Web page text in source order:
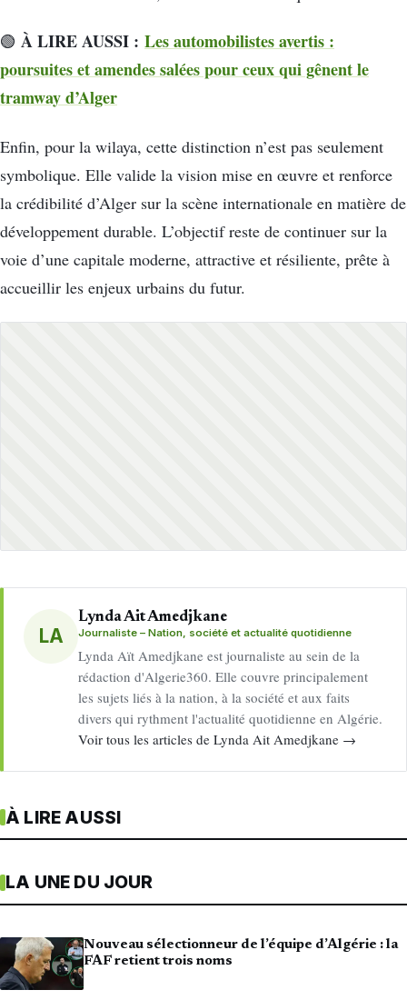
🟢 À LIRE AUSSI : Les automobilistes avertis :
poursuites et amendes salées pour ceux qui gênent le
tramway d’Alger
Enfin, pour la wilaya, cette distinction n’est pas seulement
symbolique. Elle valide la vision mise en œuvre et renforce
la crédibilité d’Alger sur la scène internationale en matière de
développement durable. L’objectif reste de continuer sur la
voie d’une capitale moderne, attractive et résiliente, prête à
accueillir les enjeux urbains du futur.
LA
Lynda Ait Amedjkane
Journaliste – Nation, société et actualité quotidienne
Lynda Aït Amedjkane est journaliste au sein de la
rédaction d'Algerie360. Elle couvre principalement
les sujets liés à la nation, à la société et aux faits
divers qui rythment l'actualité quotidienne en Algérie.
Voir tous les articles de Lynda Ait Amedjkane →
À LIRE AUSSI
LA UNE DU JOUR
Nouveau sélectionneur de l’équipe d’Algérie : la
FAF retient trois noms